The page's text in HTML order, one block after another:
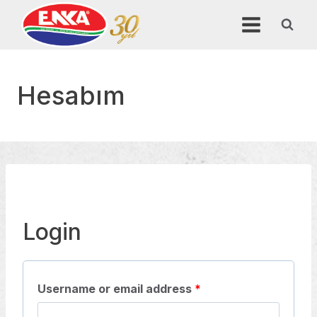
Hesabım
Login
Username or email address *